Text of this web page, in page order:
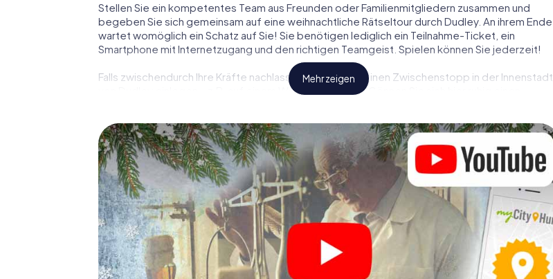
Stellen Sie ein kompetentes Team aus Freunden oder Familienmitgliedern zusammen und
begeben Sie sich gemeinsam auf eine weihnachtliche Rätseltour durch Dudley. An ihrem Ende
wartet womöglich ein Schatz auf Sie! Sie benötigen lediglich ein Teilnahme-Ticket, ein
Smartphone mit Internetzugang und den richtigen Teamgeist. Spielen können Sie jederzeit!
Falls zwischendurch Ihre Kräfte nachlassen, können Sie einen Zwischenstopp in der Innenstadt
von Dudley einlegen – z.B. auf einem Weihnachtsmarkt! Gönnen Sie sich hier ruhig einen
Eine spannende Option für Ihre Weihnachtsfeier in Dudley
Das myCityHunt X-Mas Adventure eignet sich auch hervorragend als Programmpunkt Ihrer
Weihnachtsfeier in Dudley: So kann eine interaktive Schnitzeljagd das gastronomische
Programm Ihrer Weihnachtsfeier in Dudley ergänzen. Und auch ein Ausflug zum
Weihnachtsmarkt von Dudley wird mit dem X-Mas Adventure zu einem Highlight. Schließlich
bietet die Smartphone Schnitzeljagd alles was man von einer perfekten Weihnachtsfeier in
Dudley erwartet: Spaß, Teambuilding und eine stimmungsvolle Weihnachtsthematik. Gönnen
Sie Ihren Kollegen also einen unvergesslichen Ausklang des Jahres und planen Sie unser X-Mas
Adventure als Programmpunkt Ihrer Weihnachtsfeier in Dudley ein!
Mehr zeigen